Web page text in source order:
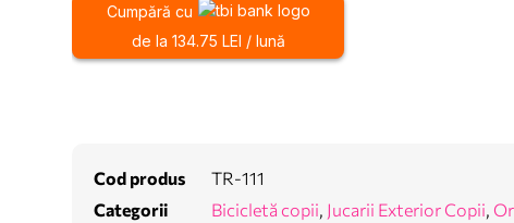
Cumpără cu
de la 134.75 LEI / lună
Cod produs
TR-111
Categorii
Bicicletă copii Jucarii Exterior Copii